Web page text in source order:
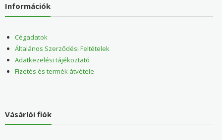
Információk
Cégadatok
Általános Szerződési Feltételek
Adatkezelési tájékoztató
Fizetés és termék átvétele
Vásárlói fiók